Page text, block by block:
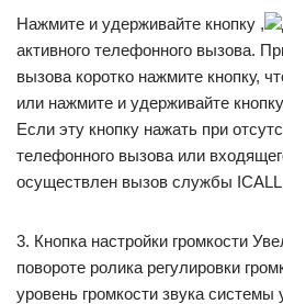
Нажмите и удерживайте кнопку ,
активного телефонного вызова.
вызова коротко нажмите кнопку,
или нажмите и удерживайте
Если эту кнопку нажать при
телефонного вызова или
осуществлен вызов службы
3. Кнопка настройки громкости
повороте ролика регулировки
уровень громкости звука системы